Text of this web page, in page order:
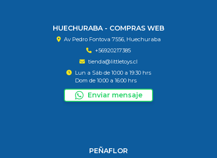
HUECHURABA - COMPRAS WEB
Av Pedro Fontova 7556, Huechuraba
+56920217385
tienda@littletoys.cl
Lun a Sáb de 10:00 a 19:30 hrs
Dom de 10:00 a 16:00 hrs
Enviar mensaje
PEÑAFLOR